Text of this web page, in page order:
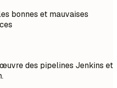
bonnes et mauvaises
des pipelines Jenkins et